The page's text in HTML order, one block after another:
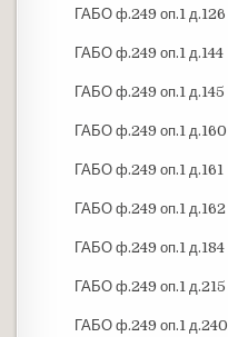
ГАБО ф.249 оп.1 д.126
ГАБО ф.249 оп.1 д.144
ГАБО ф.249 оп.1 д.145
ГАБО ф.249 оп.1 д.160
ГАБО ф.249 оп.1 д.161
ГАБО ф.249 оп.1 д.162
ГАБО ф.249 оп.1 д.184
ГАБО ф.249 оп.1 д.215
ГАБО ф.249 оп.1 д.240